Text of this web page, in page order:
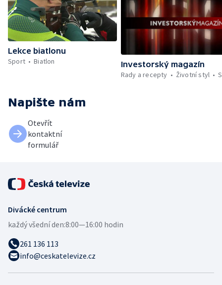
Lekce biatlonu
Sport
Biatlon
Investorský magazín
Rady a recepty
Životní styl
Napište nám
Otevřít
kontaktní
formulář
Divácké centrum
každý všední den:8:00—16:00 hodin
261 136 113
info@ceskatelevize.cz